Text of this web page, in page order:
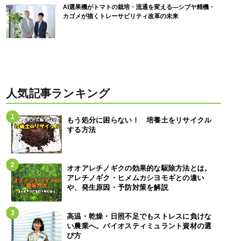
AI選果機がトマトの栽培・流通を変える―シブヤ精機・
カゴメが描くトレーサビリティ改革の未来
人気記事ランキング
もう処分に困らない！ 培養土をリサイクル
する方法
オオアレチノギクの効果的な駆除方法とは。
アレチノギク・ヒメムカシヨモギとの違い
や、発生原因・予防対策を解説
高温・乾燥・日照不足でもストレスに負けな
い農業へ。バイオスティミュラント資材の選
び方